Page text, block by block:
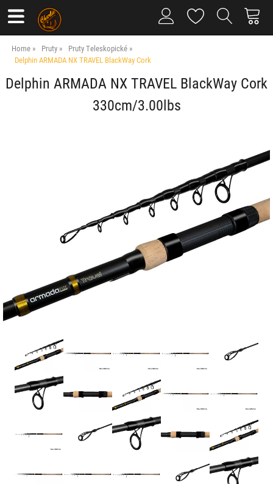
Home Pruty
Pruty Teleskopické
Delphin ARMADA NX TRAVEL BlackWay Cork
Delphin ARMADA NX TRAVEL BlackWay Cork
330cm/3.00lbs